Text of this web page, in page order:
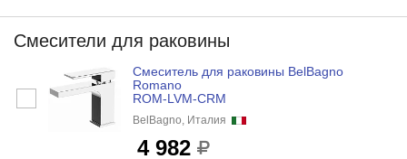
Смесители для раковины
Смеситель для раковины BelBagno
Romano
ROM-LVM-CRM
BelBagno, Италия
4 982